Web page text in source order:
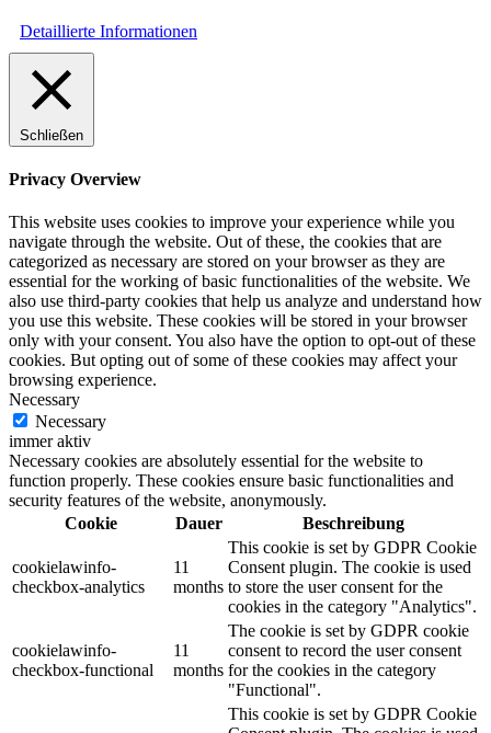
Detaillierte Informationen
Schließen
Privacy Overview
This website uses cookies to improve your experience while you
navigate through the website. Out of these, the cookies that are
categorized as necessary are stored on your browser as they are
essential for the working of basic functionalities of the website. We
also use third-party cookies that help us analyze and understand how
you use this website. These cookies will be stored in your browser
only with your consent. You also have the option to opt-out of these
cookies. But opting out of some of these cookies may affect your
browsing experience.
Necessary
Necessary
immer aktiv
Necessary cookies are absolutely essential for the website to
function properly. These cookies ensure basic functionalities and
security features of the website, anonymously.
Cookie
Dauer Beschreibung
cookielawinfo-
checkbox-analytics
11
months
This cookie is set by GDPR Cookie
Consent plugin. The cookie is used
to store the user consent for the
cookies in the category "Analytics".
cookielawinfo-
checkbox-functional
11
months
The cookie is set by GDPR cookie
consent to record the user consent
for the cookies in the category
"Functional".
This cookie is set by GDPR Cookie